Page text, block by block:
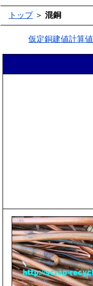
トップ＞ 混銅
仮定銅建値計算値